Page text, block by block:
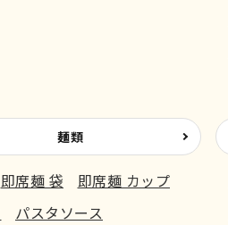
麺類
即席麺 袋
即席麺 カップ
パスタソース